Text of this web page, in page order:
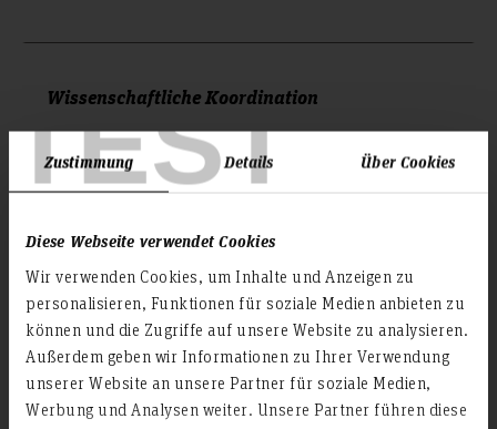
TEST
Zustimmung Details Über Cookies
Diese Webseite verwendet Cookies
Wir verwenden Cookies, um Inhalte und Anzeigen zu
personalisieren, Funktionen für soziale Medien anbieten zu
können und die Zugriffe auf unsere Website zu analysieren.
Außerdem geben wir Informationen zu Ihrer Verwendung
unserer Website an unsere Partner für soziale Medien,
Werbung und Analysen weiter. Unsere Partner führen diese
Wissenschaftliche Koordination
Dr. Anette Cordts
Institute for Applied Data Science (Data|H)
Raum: 5A.2.14
Bismarckstraße 2
30173 Hannover